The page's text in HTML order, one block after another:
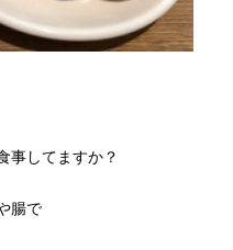
事してますか？
腸で